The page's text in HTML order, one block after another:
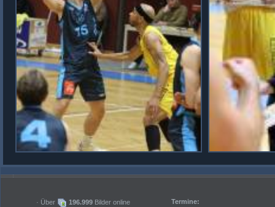
· Über 196.999 Bilder online
Termine: